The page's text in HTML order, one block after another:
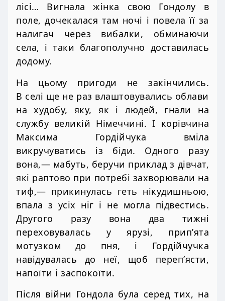
лісі… Вигнала жінка свою Гондолу в
поле, дочекалася там ночі і повела її за
налигач через вибалки, обминаючи
села, і таки благополучно доставилась
додому.
На цьому пригоди не закінчились.
В селі ще не раз влаштовувались облави
на худобу, яку, як і людей, гнали на
службу великій Німеччині. І корівчина
Максима Гордійчука вміла
викручуватись із біди. Одного разу
вона,— мабуть, беручи приклад з дівчат,
які раптово при потребі захворювали на
тиф,— прикинулась геть нікудишньою,
впала з усіх ніг і не могла підвестись.
Другого разу вона два тижні
переховувалась у ярузі, прип’ята
мотузком до пня, і Гордійчучка
навідувалась до неї, щоб переп’ясти,
напоїти і заспокоїти.
Після війни Гондола була серед тих, на